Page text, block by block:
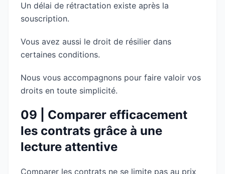
Un délai de rétractation existe après la
souscription.
Vous avez aussi le droit de résilier dans
certaines conditions.
Nous vous accompagnons pour faire valoir vos
droits en toute simplicité.
09 | Comparer efficacement
les contrats grâce à une
lecture attentive
Comparer les contrats ne se limite pas au prix